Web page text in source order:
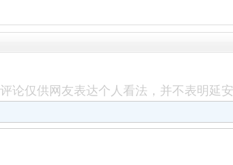
论仅供网友表达个人看法，并不表明延